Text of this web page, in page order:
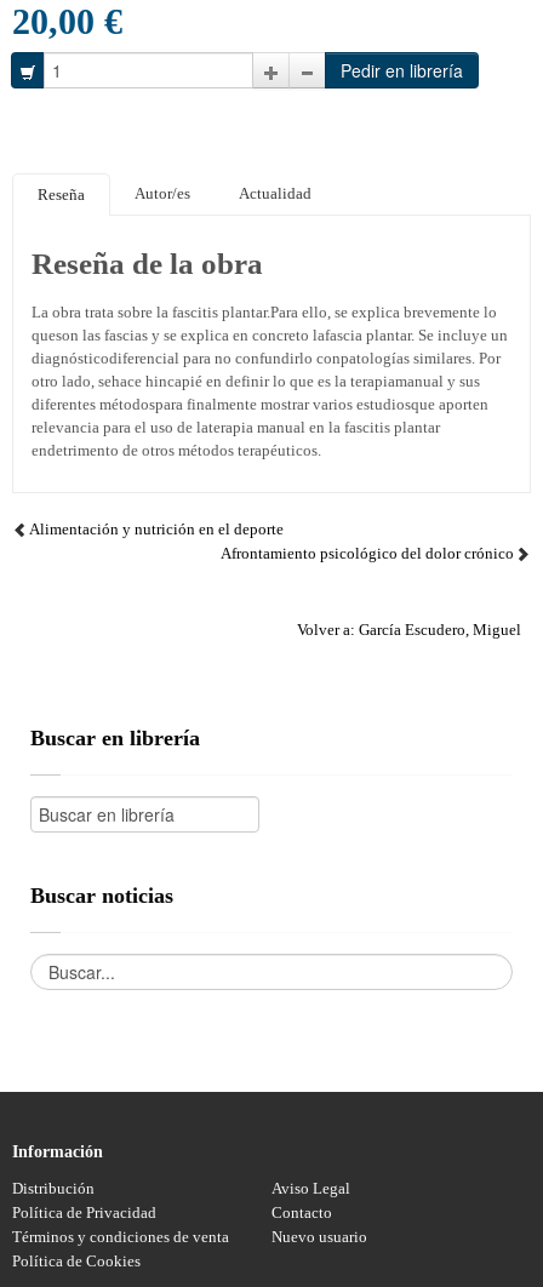
20,00 €
Reseña Autor/es Actualidad
Reseña de la obra
La obra trata sobre la fascitis plantar.Para ello, se explica brevemente lo
queson las fascias y se explica en concreto lafascia plantar. Se incluye un
diagnósticodiferencial para no confundirlo conpatologías similares. Por
otro lado, sehace hincapié en definir lo que es la terapiamanual y sus
diferentes métodospara finalmente mostrar varios estudiosque aporten
relevancia para el uso de laterapia manual en la fascitis plantar
endetrimento de otros métodos terapéuticos.
Alimentación y nutrición en el deporte
Afrontamiento psicológico del dolor crónico
Volver a: García Escudero, Miguel
Buscar en librería
Buscar noticias
Información
Distribución
Aviso Legal
Política de Privacidad
Contacto
Términos y condiciones de venta
Nuevo usuario
Política de Cookies